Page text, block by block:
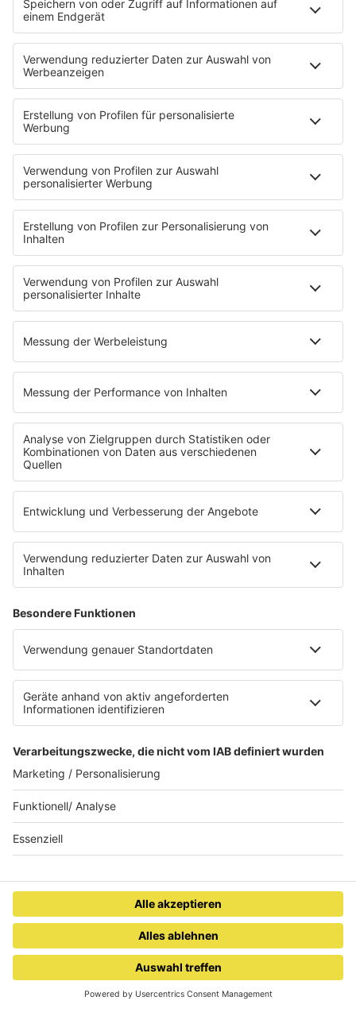
RADIO SALÜ
Saarlands bester Musikmix
Webstream
SALÜ am Morgen
Aktuelle Beiträge und Themen
Sound of Saarland
Martina Straten
Hitstory
Schlaumeier-Duell
Mundwerk - schlau frühstücken
Kontakt-Board
App
T.B. Action-Hero
10 Fragen 10 Antworten
Chat-Community
SERVICE
Der Tag im Saarland
Wetter
Verkehr & Blitzer
Weggehtipps
Ticket-Shop (extern)
Jobbörse
Tipps und Tricks
Titelsuche
INSIDE / B2B
B2B / Mediadaten
Empfang (DAB+, UKW, IP)
RADIO SALÜ Team